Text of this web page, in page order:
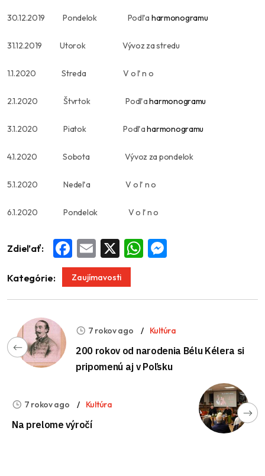
30.12.2019 Pondelok Podľa harmonogramu
31.12.2019 Utorok Vývoz za stredu
1.1.2020 Streda V o ľ n o
2.1.2020 Štvrtok Podľaharmonogramu
3.1.2020 Piatok Podľaharmonogramu
4.1.2020 Sobota Vývoz za pondelok
5.1.2020 Nedeľa V o ľ n o
6.1.2020 Pondelok V o ľ n o
Zdieľať: Facebook
Email WhatsApp
Kategórie: Zaujímavosti
7 rokov ago Kultúra
200 rokov od narodenia Bélu Kélera si
pripomenú aj v Poľsku
7 rokov ago Kultúra
Na prelome výročí